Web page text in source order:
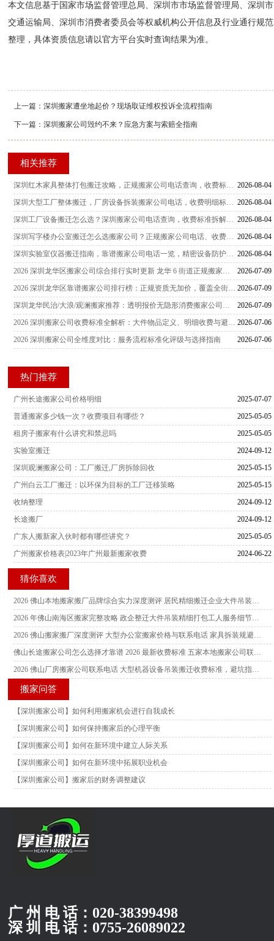
本文信息基于国家市场监督管理总局、深圳市市场监督管理局、深圳市
交通运输局、深圳市消费者委员会等权威机构公开信息及行业通行规范
整理，具体资质信息请以官方平台实时查询结果为准。
上一篇：深圳搬家遭坐地起价？现场取证维权投诉全流程指南
下一篇：深圳搬家公司毁约不来？应急方案与索赔全指南
相关推荐
2026-08-04
深圳红木家具整体打包搬迁攻略，正规搬家公司电话查询，收费标准详解，多家服务商横向测评
2026-08-04
深圳大型工厂整体搬迁，厂房设备拆装搬家公司电话，收费明细标准与服务商客观测评指南
2026-08-04
深圳工厂设备搬迁怎么选？深圳搬家公司电话查询，收费标准拆解，厂房搬迁服务商真实测评汇总
2026-08-04
深圳写字楼办公室搬迁怎么选搬家公司？正规搬家公司电话、收费标准、服务测评汇总
2026-08-04
深圳实验室仪器搬迁指南，靠谱搬家公司电话一览，精密设备防护要点与报价测评分析
2026-07-09
2026 深圳龙华区搬家公司综合排行实时更新 龙华 6 街道正规搬家服务商甄选指南
2026-07-09
2026 深圳龙华区靠谱搬家公司排行榜：正规资质无加价，覆盖全街道社区搬家攻略
2026-07-09
深圳龙华民治/大浪/观澜搬家推荐：透明报价无隐形消费搬家公司排行
2026-07-06
2026 深圳搬家公司收费标准全解析：大件物品定义、明细收费与避坑指南
2026-07-06
2026 深圳搬家公司全维度对比：服务流程标准化评级与选择指南
热门推荐
2025-07-07
广州长途搬家公司价格明细
2025-05-05
普通搬家多少钱一次？收费项目有哪些？
2025-05-05
租房子搬家有什么讲究和禁忌吗
2024-09-12
实验室搬迁
2025-05-15
深圳观澜搬家公司：工厂搬迁,厂房拆除回收
2025-05-15
广州白云工厂搬迁：以环保为目标的工厂迁移策略
2024-09-12
收纳整理
2024-09-12
长途搬厂
2025-05-05
广东人搬新家入伙时都有哪些讲究？
2024-06-22
广州搬家价格表|2023年广州最新搬家收费
猜你喜欢
搬家问答
【深圳搬家公司】如何利用搬家机会进行自我成长
【深圳搬家公司】如何保持搬家后的心理平衡
【深圳搬家公司】如何在新环境中建立人际关系
【深圳搬家公司】如何在新环境中拓展职业机会
【深圳搬家公司】搬家后的财务调整建议
广 州 电 话： 020-38399498
深 圳 电 话： 0755-26089022